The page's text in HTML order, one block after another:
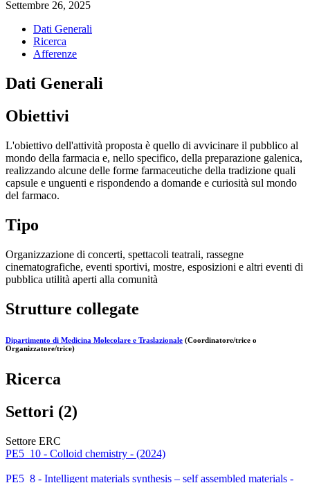
Settembre 26, 2025
Dati Generali
Ricerca
Afferenze
Dati Generali
Obiettivi
L'obiettivo dell'attività proposta è quello di avvicinare il pubblico al
mondo della farmacia e, nello specifico, della preparazione galenica,
realizzando alcune delle forme farmaceutiche della tradizione quali
capsule e unguenti e rispondendo a domande e curiosità sul mondo
del farmaco.
Tipo
Organizzazione di concerti, spettacoli teatrali, rassegne
cinematografiche, eventi sportivi, mostre, esposizioni e altri eventi di
pubblica utilità aperti alla comunità
Strutture collegate
Dipartimento di Medicina Molecolare e Traslazionale (Coordinatore/trice o
Organizzatore/trice)
Ricerca
Settori (2)
Settore ERC
PE5_10 - Colloid chemistry - (2024)
PE5_8 - Intelligent materials synthesis – self assembled materials -